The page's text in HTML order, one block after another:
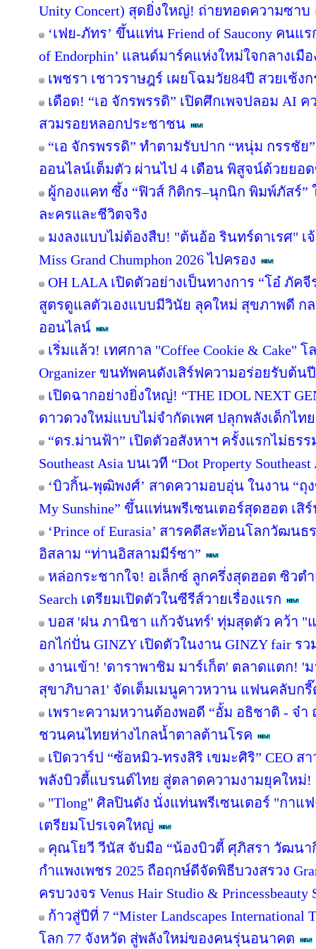
Unity Concert) สุดยิ่งใหญ่! ถ่ายทอดความซาบ
‘เฟย-ภัทร’ ขึ้นแท่น Friend of Saucony คนแ
of Endorphin’ แลนด์มาร์คแห่งใหม่ใจกลางเมื
เพชรา เชาวราษฎร์ เผยโฉมวัย84ปี สวยเช้
เดือด! “เอ จักรพรรดิ” เปิดศึกเพจปลอม AI
สวมรอยหลอกประชาชน
“เอ จักรพรรดิ” ทำตามรับปาก “หนุ่ม กรรชั
ออนไลน์เต็มตัว ผ่านไป 4 เดือน พิสูจน์ด้วยยอด
ผู้กองแคท ซึ้ง “ฟิวส์ กิติกร–นุกนิก พิมพ์ภัสร์”
ละครและชีวิตจริง
มงลงแบบไม่ต้องสืบ! "ต้นอ้อ รินทร์ดาเรศ" เจ้
Miss Grand Chumphon 2026 ไปครอง
OH LALA เปิดตัวอย่างเป็นทางการ “โอ๋ ภัค
สูตรดูแลตัวเองแบบมีวินัย ลุคใหม่ สุขภาพดี ก
ออนไลน์
เริ่มแล้ว! เทศกาล "Coffee Cookie & Cake"
Organizer ขนทัพคนดังเสิร์ฟความอร่อยรับต้นปี
เปิดฉากอย่างยิ่งใหญ่! “THE IDOL NEXT
ดาวดวงใหม่แบบไม่จำกัดเพศ ปลุกพลังเด็กไท
“ดร.ม่านฟ้า” เปิดตัวอสังหาฯ ครั้งแรกไม่ธร
Southeast Asia บนเวที “Dot Property Southeast
‘บิวกิ้น-พุฒิพงศ์’ สาดความอบอุ่น ในงาน “ถุ
My Sunshine” ขึ้นแท่นพรีเซนเตอร์สุดฮอต เ
‘Prince of Eurasia’ สารคดีสะท้อนโลกวัฒน
อิสลาม “ท่านอิสลามมีร์ซา”
หล่อกระชากใจ! อเล็กซ์ ลูกครึ่งสุดฮอต ซิวตำ
Search เตรียมเปิดตัวในซีรีส์วายเรื่องแรก
บอส 'ฝน ภานิชา แก้วจันทร์' ทุ่มสุดตัว คว้า "
อกไก่ปั่น GINZY เปิดตัวในงาน GINZY fair ร
งานเข้า! 'ดาราพาชิม มาร์เก็ต' ตลาดแตก! '
สุขาภิบาล1' จัดเต็มเมนูคาวหวาน แฟนคลับก
เพราะความหวานต้องพอดี “อั้ม อธิชาติ - จ๋
ชวนคนไทยห่างไกลน้ำตาลต้านโรค
เปิดวาร์ป “ซ้อหมิว-ทรงสิริ เขมะศิริ” CEO ส
พลังบิวตี้แบรนด์ไทย สู่ตลาดความงามยุคใหม่!
"Tlong" ศิลปินดัง นั่งแท่นพรีเซนเตอร์ "กา
เตรียมโปรเจคใหญ่
คุณโยวี วีนัส จับมือ “น้องบิวตี้ ศุภิสรา วัฒนา
กำแพงเพชร 2025 ถือฤกษ์ดีจัดพิธีบวงสรวง
ครบวงจร Venus Hair Studio & Princessbeauty
ก้าวสู่ปีที่ 7 “Mister Landscapes
โลก 77 จังหวัด สู่พลังใหม่ของคนรุ่นอนาคต